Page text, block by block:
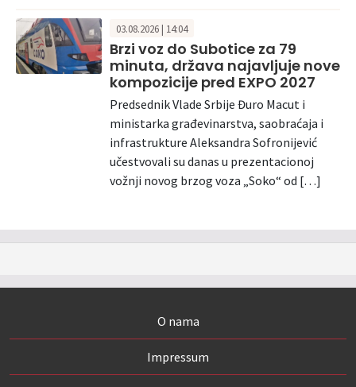
03.08.2026 | 14:04
Brzi voz do Subotice za 79
minuta, država najavljuje nove
kompozicije pred EXPO 2027
Predsednik Vlade Srbije Đuro Macut i
ministarka građevinarstva, saobraćaja i
infrastrukture Aleksandra Sofronijević
učestvovali su danas u prezentacionoj
vožnji novog brzog voza „Soko“ od […]
O nama
Impressum